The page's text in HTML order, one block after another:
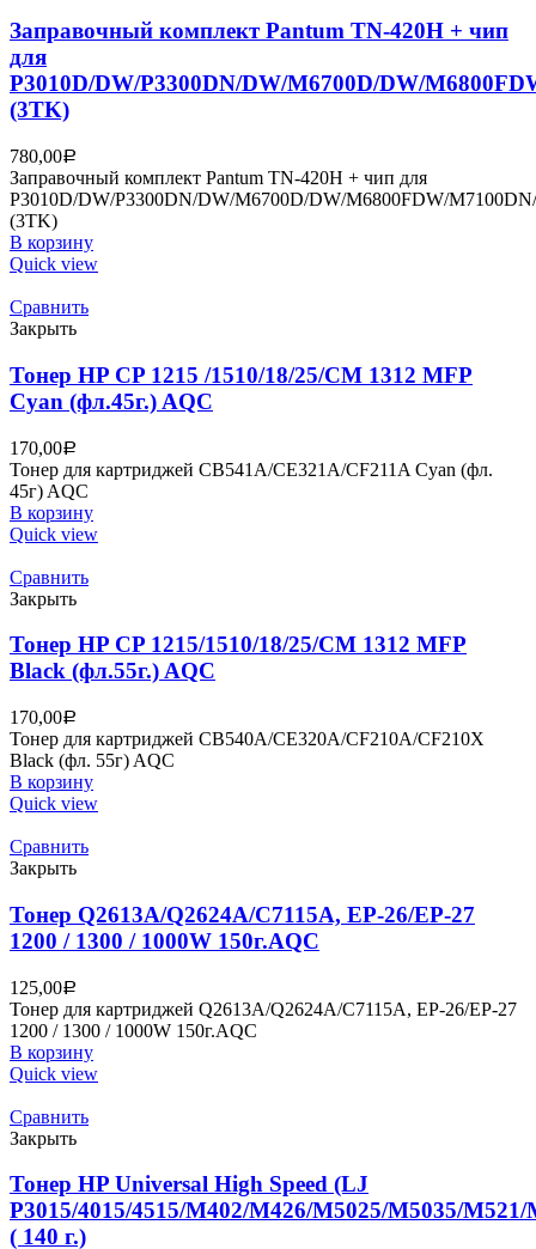
Заправочный комплект Pantum TN-420H + чип
для
P3010D/DW/P3300DN/DW/M6700D/DW/
(3TK)
780,00Р
Заправочный комплект Pantum TN-420H + чип для
P3010D/DW/P3300DN/DW/M6700D/DW/M6800FDW/
(3TK)
В корзину
Quick view
Сравнить
Закрыть
Тонер HP CP 1215 /1510/18/25/CM 1312 MFP
Cyan (фл.45г.) AQC
170,00Р
Тонер для картриджей CB541A/CE321A/CF211A Cyan (фл.
45г) AQC
В корзину
Quick view
Сравнить
Закрыть
Тонер HP CP 1215/1510/18/25/CM 1312 MFP
Black (фл.55г.) AQC
170,00Р
Тонер для картриджей CB540A/CE320A/CF210A/CF210X
Black (фл. 55г) AQC
В корзину
Quick view
Сравнить
Закрыть
Тонер Q2613A/Q2624A/C7115A, EP-26/EP-27
1200 / 1300 / 1000W 150г.AQC
125,00Р
Тонер для картриджей Q2613A/Q2624A/C7115A, EP-26/EP-27
1200 / 1300 / 1000W 150г.AQC
В корзину
Quick view
Сравнить
Закрыть
Тонер HP Universal High Speed (LJ
P3015/4015/4515/M402/M426/M5025/M5035/M521/
( 140 г.)